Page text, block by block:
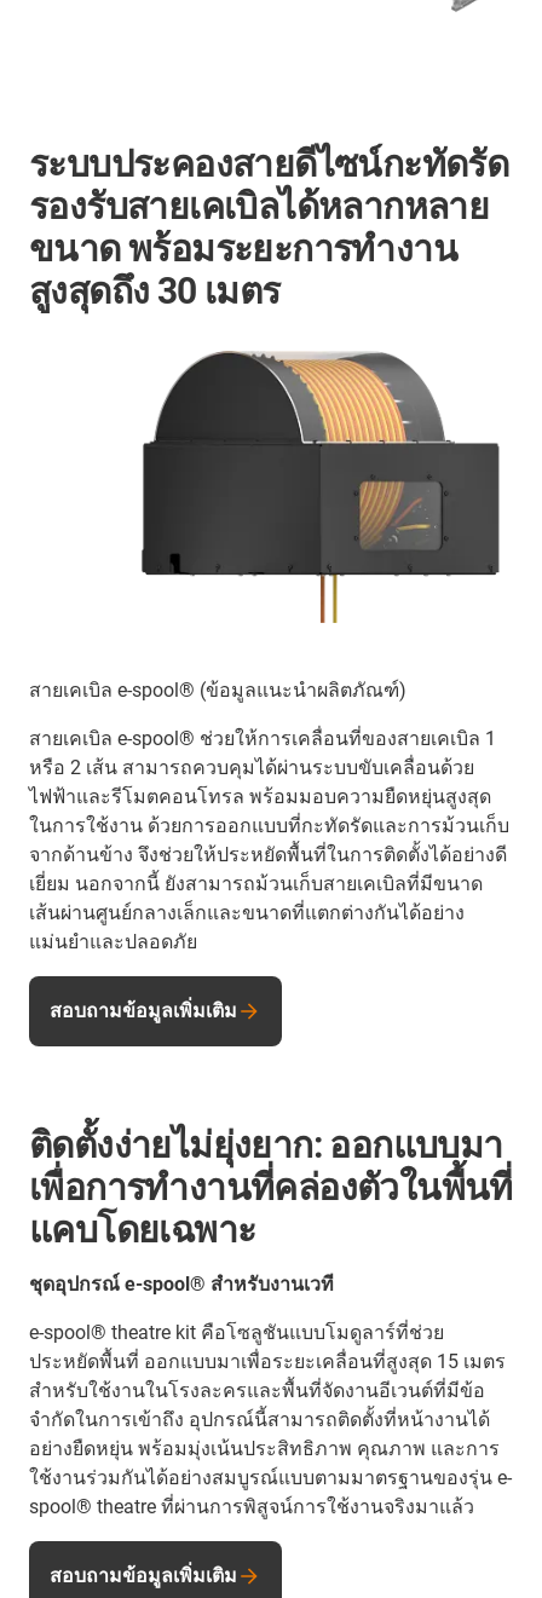
ระบบประคองสายดีไซน์กะทัดรัด
รองรับสายเคเบิลได้หลากหลาย
ขนาด พร้อมระยะการทำงาน
สูงสุดถึง 30 เมตร
สายเคเบิล e-spool® (ข้อมูลแนะนำผลิตภัณฑ์)
สายเคเบิล e-spool® ช่วยให้การเคลื่อนที่ของสายเคเบิล 1
หรือ 2 เส้น สามารถควบคุมได้ผ่านระบบขับเคลื่อนด้วย
ไฟฟ้าและรีโมตคอนโทรล พร้อมมอบความยืดหยุ่นสูงสุด
ในการใช้งาน ด้วยการออกแบบที่กะทัดรัดและการม้วนเก็บ
จากด้านข้าง จึงช่วยให้ประหยัดพื้นที่ในการติดตั้งได้อย่างดี
เยี่ยม นอกจากนี้ ยังสามารถม้วนเก็บสายเคเบิลที่มีขนาด
เส้นผ่านศูนย์กลางเล็กและขนาดที่แตกต่างกันได้อย่าง
แม่นยำและปลอดภัย
สอบถามข้อมูลเพิ่มเติม
ติดตั้งง่ายไม่ยุ่งยาก: ออกแบบมา
เพื่อการทำงานที่คล่องตัวในพื้นที่
แคบโดยเฉพาะ
ชุดอุปกรณ์ e-spool® สำหรับงานเวที
e-spool® theatre kit คือโซลูชันแบบโมดูลาร์ที่ช่วย
ประหยัดพื้นที่ ออกแบบมาเพื่อระยะเคลื่อนที่สูงสุด 15 เมตร
สำหรับใช้งานในโรงละครและพื้นที่จัดงานอีเวนต์ที่มีข้อ
จำกัดในการเข้าถึง อุปกรณ์นี้สามารถติดตั้งที่หน้างานได้
อย่างยืดหยุ่น พร้อมมุ่งเน้นประสิทธิภาพ คุณภาพ และการ
ใช้งานร่วมกันได้อย่างสมบูรณ์แบบตามมาตรฐานของรุ่น e-
spool® theatre ที่ผ่านการพิสูจน์การใช้งานจริงมาแล้ว
สอบถามข้อมูลเพิ่มเติม